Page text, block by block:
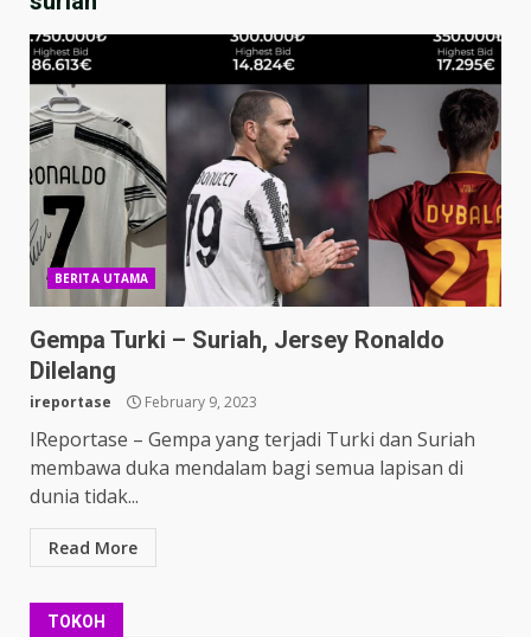
BERITA UTAMA
Gempa Turki – Suriah, Jersey Ronaldo
Dilelang
ireportase February 9, 2023
IReportase – Gempa yang terjadi Turki dan Suriah
membawa duka mendalam bagi semua lapisan di
dunia tidak...
Read More
TOKOH